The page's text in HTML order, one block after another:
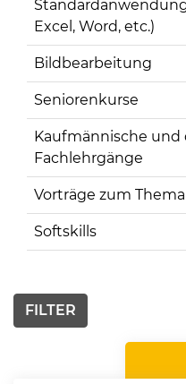
Excel, Word, etc.)
Bildbearbeitung
Seniorenkurse
Kaufmännische und
Fachlehrgänge
Vorträge zum
Softskills
FILTER